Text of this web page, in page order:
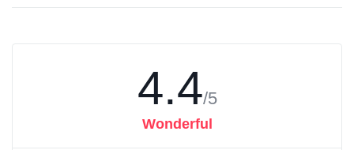
4.4/5
Wonderful